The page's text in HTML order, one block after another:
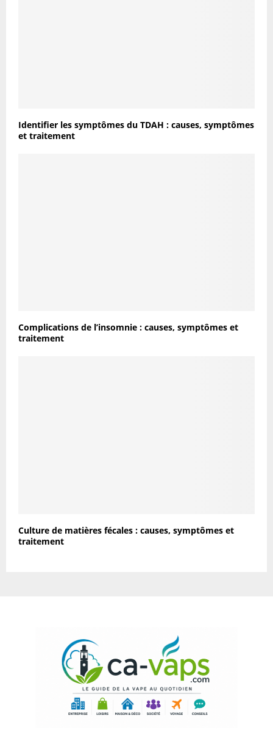
Identifier les symptômes du TDAH : causes, symptômes
et traitement
Complications de l’insomnie : causes, symptômes et
traitement
Culture de matières fécales : causes, symptômes et
traitement